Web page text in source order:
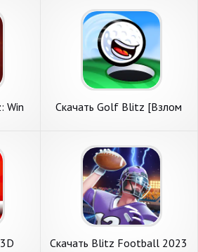
на Андроид
Win
Скачать Golf Blitz [Взлом
Скачать Blitz Football 2023